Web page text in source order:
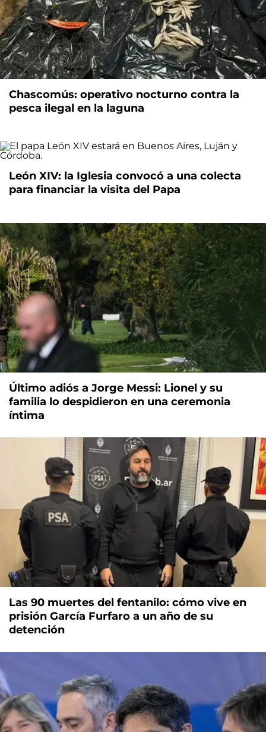
Chascomús: operativo nocturno contra la
pesca ilegal en la laguna
León XIV: la Iglesia convocó a una colecta
para financiar la visita del Papa
Último adiós a Jorge Messi: Lionel y su
familia lo despidieron en una ceremonia
íntima
Las 90 muertes del fentanilo: cómo vive en
prisión García Furfaro a un año de su
detención